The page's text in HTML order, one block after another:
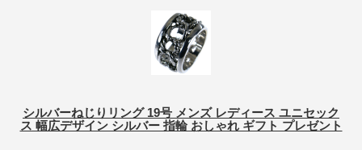
シルバーねじりリング 19号 メンズ レディース ユニセック
ス 幅広デザイン シルバー 指輪 おしゃれ ギフト プレゼント